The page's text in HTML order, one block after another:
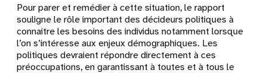
Pour parer et remédier à cette situation, le rapport
souligne le rôle important des décideurs politiques à
connaitre les besoins des individus notamment lorsque
l’on s’intéresse aux enjeux démographiques. Les
politiques devraient répondre directement à ces
préoccupations, en garantissant à toutes et à tous le